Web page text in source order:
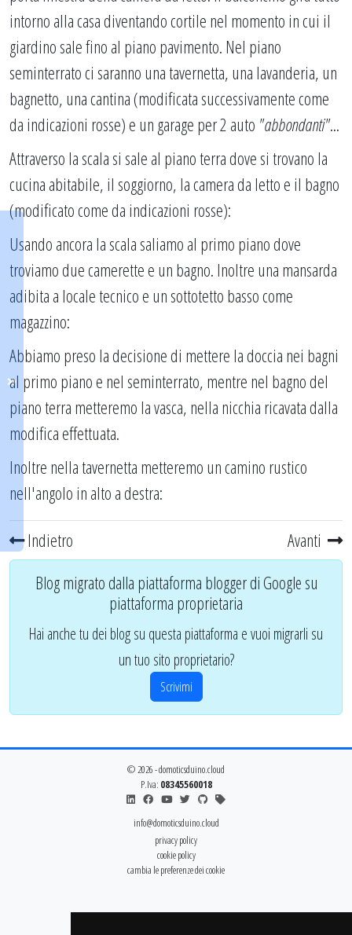
intorno alla casa diventando cortile nel momento in cui il
giardino sale fino al piano pavimento. Nel piano
seminterrato ci saranno una tavernetta, una lavanderia, un
bagnetto, una cantina (modificata successivamente come
da indicazioni rosse) e un garage per 2 auto "abbondanti"...
Attraverso la scala si sale al piano terra dove si trovano la
cucina abitabile, il soggiorno, la camera da letto e il bagno
(modificato come da indicazioni rosse):
Usando ancora la scala saliamo al primo piano dove
troviamo due camerette e un bagno. Inoltre una mansarda
adibita a locale tecnico e un sottotetto basso come
magazzino:
Abbiamo preso la decisione di mettere la doccia nei bagni
al primo piano e nel seminterrato, mentre nel bagno del
piano terra metteremo la vasca, nella nicchia ricavata dalla
modifica effettuata.
Inoltre nella tavernetta metteremo un camino rustico
nell'angolo in alto a destra:
Indietro
Avanti
Blog migrato dalla piattaforma blogger di Google su
piattaforma proprietaria
Hai anche tu dei blog su questa piattaforma e vuoi migrarli su
un tuo sito proprietario?
Scrivimi
© 2026 - domoticsduino.cloud
P.Iva: 08345560018
info@domoticsduino.cloud
privacy policy
cookie policy
cambia le preferenze dei cookie